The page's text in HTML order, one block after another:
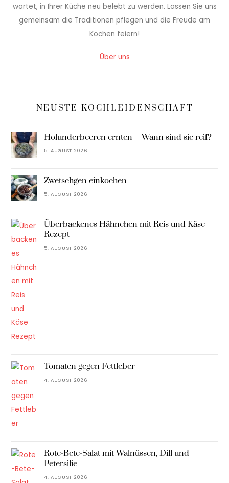
wartet, in Ihrer Küche neu belebt zu werden. Lassen Sie uns
gemeinsam die Traditionen pflegen und die Freude am
Kochen feiern!
Über uns
NEUSTE KOCHLEIDENSCHAFT
Holunderbeeren ernten – Wann sind sie reif?
5. AUGUST 2026
Zwetschgen einkochen
5. AUGUST 2026
Überbackenes Hähnchen mit Reis und Käse
Rezept
5. AUGUST 2026
Tomaten gegen Fettleber
4. AUGUST 2026
Rote-Bete-Salat mit Walnüssen, Dill und
Petersilie
4. AUGUST 2026